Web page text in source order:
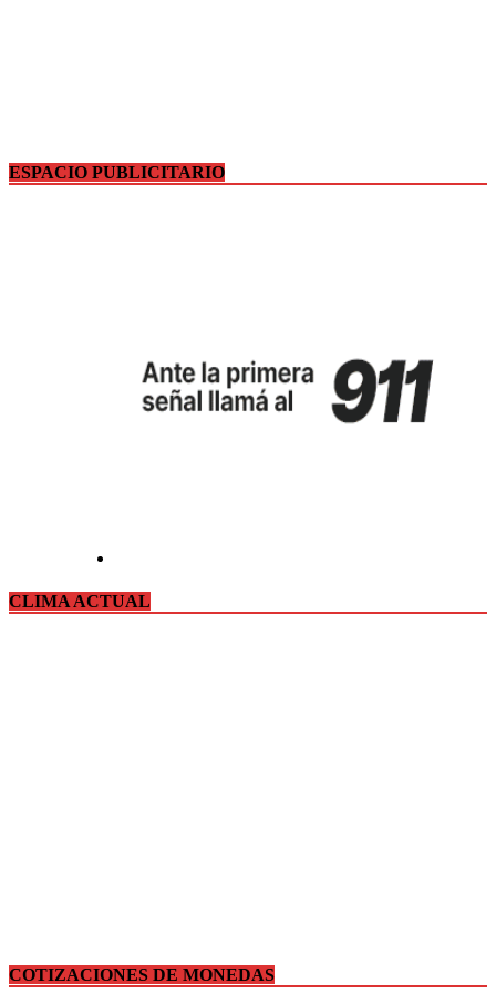
ESPACIO PUBLICITARIO
CLIMA ACTUAL
COTIZACIONES DE MONEDAS